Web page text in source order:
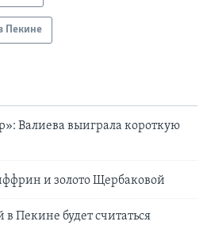
Пекине
Валиева выиграла короткую
и золото Щербаковой
Пекине будет считаться